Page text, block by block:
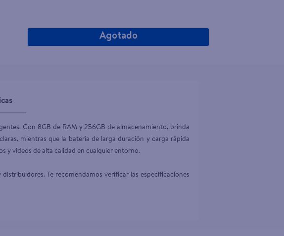
Agotado
Con 8GB de RAM y 256GB de almacenamiento, brinda
mientras que la batería de larga duración y carga rápida
y videos de alta calidad en cualquier entorno.
Te recomendamos verificar las especificaciones